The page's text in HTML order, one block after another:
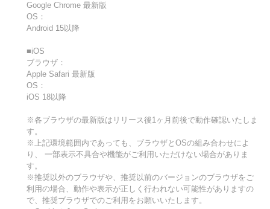
Google Chrome 最新版
OS：
Android 15以降
■iOS
ブラウザ：
Apple Safari 最新版
OS：
iOS 18以降
※各ブラウザの最新版はリリース後1ヶ月前後で動作確認いたしま
す。
※上記環境範囲内であっても、ブラウザとOSの組み合わせによ
り、 一部表示不具合や機能がご利用いただけない場合がありま
す。
※推奨以外のブラウザや、推奨以前のバージョンのブラウザをご
利用の場合、動作や表示が正しく行われない可能性がありますの
で、推奨ブラウザでのご利用をお願いいたします。